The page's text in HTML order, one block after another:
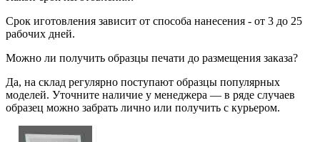
Срок иготовления зависит от способа нанесения - от 3 до 25
рабочих дней.
Можно ли получить образцы печати до размещения заказа?
Да, на склад регулярно поступают образцы популярных
моделей. Уточните наличие у менеджера — в ряде случаев
образец можно забрать лично или получить с курьером.